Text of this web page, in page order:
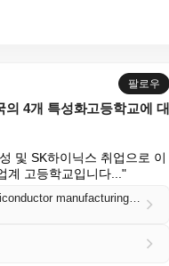
팔로우
4개 특성화고등학교에 대
및 SK하이닉스 취업으로 이
계 고등학교입니다..."
A look at South Korea's four vocational "meister" schools that train students to work in semiconductor manufacturing, leading to jobs at Samsung and SK Hynix (Max Kim/New York Times)